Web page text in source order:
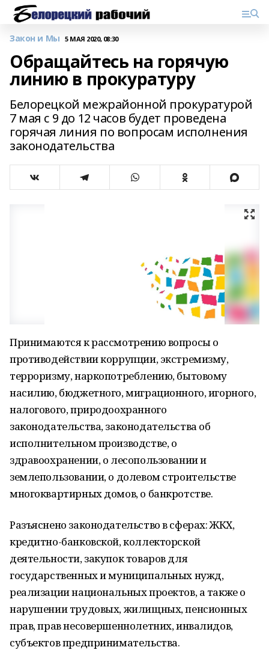
Закон и Мы 5 МАЯ 2020, 08:30
Обращайтесь на горячую
линию в прокуратуру
Белорецкой межрайонной прокуратурой
7 мая с 9 до 12 часов будет проведена
горячая линия по вопросам исполнения
законодательства
Принимаются к рассмотрению вопросы о
противодействии коррупции, экстремизму,
терроризму, наркопотреблению, бытовому
насилию, бюджетного, миграционного, игорного,
налогового, природоохранного
законодательства, законодательства об
исполнительном производстве, о
здравоохранении, о лесопользовании и
землепользовании, о долевом строительстве
многоквартирных домов, о банкротстве.
Разъяснено законодательство в сферах: ЖКХ,
кредитно-банковской, коллекторской
деятельности, закупок товаров для
государственных и муниципальных нужд,
реализации национальных проектов, а также о
нарушении трудовых, жилищных, пенсионных
прав, прав несовершеннолетних, инвалидов,
субъектов предпринимательства.